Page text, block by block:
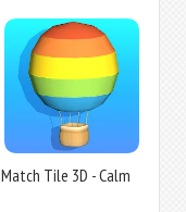
Match Tile 3D - Calm